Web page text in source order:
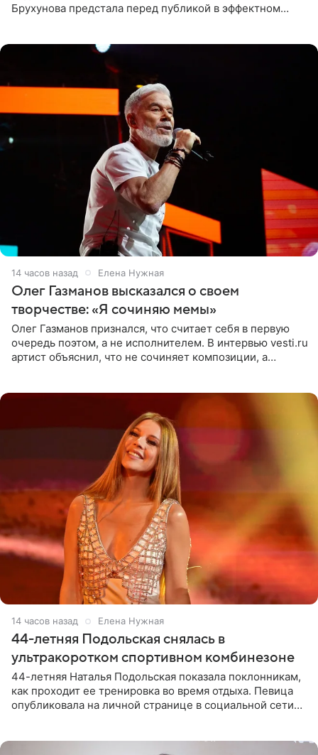
Брухунова предстала перед публикой в эффектном
14 часов назад Елена Нужная
Олег Газманов высказался о своем
творчестве: «Я сочиняю мемы»
Олег Газманов признался, что считает себя в первую
очередь поэтом, а не исполнителем. В интервью vesti.ru
артист объяснил, что не сочиняет композиции, а
14 часов назад Елена Нужная
44-летняя Подольская снялась в
ультракоротком спортивном комбинезоне
44-летняя Наталья Подольская показала поклонникам,
как проходит ее тренировка во время отдыха. Певица
опубликовала на личной странице в социальной сети